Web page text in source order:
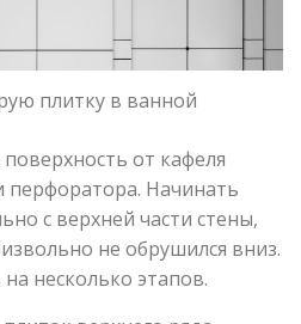
плитку в ванной
от кафеля
Начинать
с верхней части стены,
не обрушился вниз.
несколько этапов.